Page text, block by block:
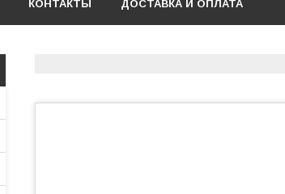
КОНТАКТЫ ДОСТАВКА И ОПЛАТА